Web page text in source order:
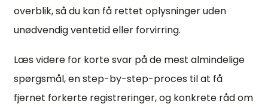
overblik, så du kan få rettet oplysninger uden
unødvendig ventetid eller forvirring.
Læs videre for korte svar på de mest almindelige
spørgsmål, en step-by-step-proces til at få
fjernet forkerte registreringer, og konkrete råd om